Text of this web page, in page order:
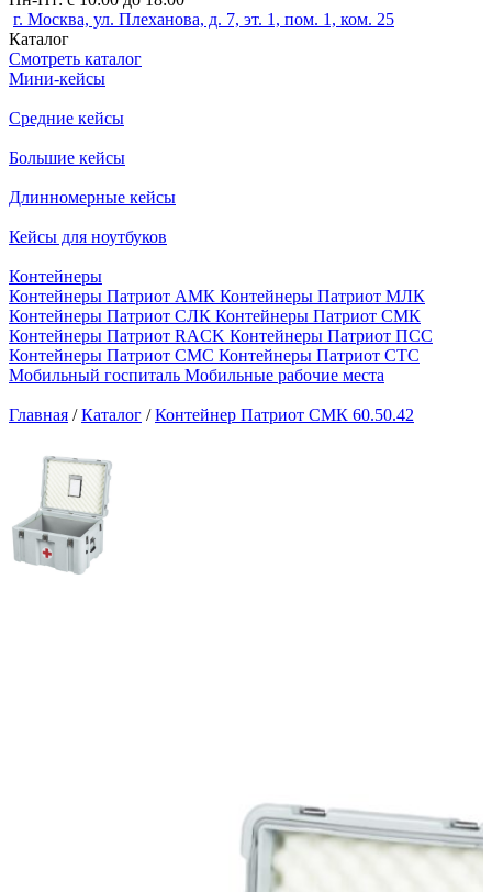
г. Москва, ул. Плеханова, д. 7, эт. 1, пом. 1, ком. 25
Каталог
Смотреть каталог
Мини-кейсы
Средние кейсы
Большие кейсы
Длинномерные кейсы
Кейсы для ноутбуков
Контейнеры
Контейнеры Патриот АМК Контейнеры Патриот МЛК
Контейнеры Патриот СЛК Контейнеры Патриот СМК
Контейнеры Патриот RACK Контейнеры Патриот ПСС
Контейнеры Патриот СМС Контейнеры Патриот СТС
Мобильный госпиталь Мобильные рабочие места
Главная / Каталог / Контейнер Патриот СМК 60.50.42